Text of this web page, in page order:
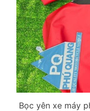
Bọc yên xe máy